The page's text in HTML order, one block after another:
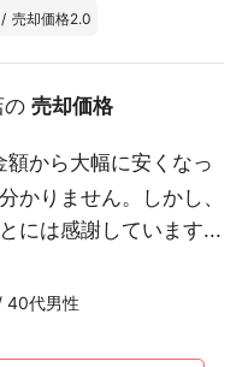
/ 売却価格2.0
の 売却価格
から大幅に安くなっ
かりません。しかし、
には感謝しています...
40代男性